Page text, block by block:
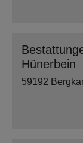
Hünerbein
59192